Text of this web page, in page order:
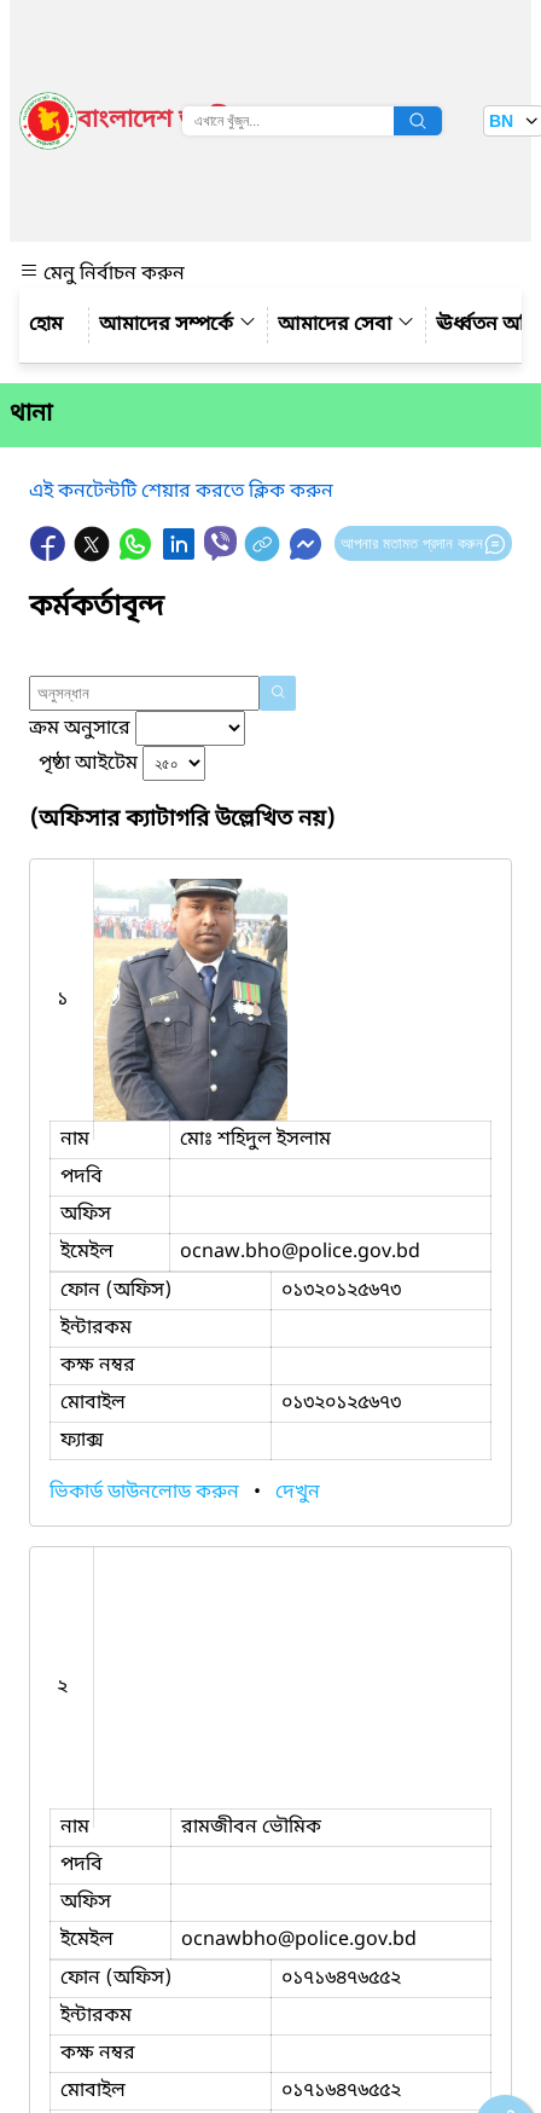
বাংলাদেশ জাতীয় তথ্য বাতায়ন BN
মেনু নির্বাচন করুন
আমাদের সম্পর্কে
আমাদের সেবা ঊর্ধ্বতন
থানা
এই কনটেন্টটি শেয়ার করতে ক্লিক করুন
আপনার মতামত প্রদান করুন
কর্মকর্তাবৃন্দ
ক্রম অনুসারে
পৃষ্ঠা আইটেম
(অফিসার ক্যাটাগরি উল্লেখিত নয়)
১
নাম
মোঃ শহিদুল ইসলাম
পদবি
অফিস
ইমেইল
ocnaw.bho@police.gov.bd
ফোন (অফিস)
০১৩২০১২৫৬৭৩
ইন্টারকম
কক্ষ নম্বর
মোবাইল
০১৩২০১২৫৬৭৩
ফ্যাক্স
ভিকার্ড ডাউনলোড করুন • দেখুন
২
নাম
রামজীবন ভৌমিক
পদবি
অফিস
ইমেইল
ocnawbho@police.gov.bd
ফোন (অফিস)
০১৭১৬৪৭৬৫৫২
ইন্টারকম
কক্ষ নম্বর
মোবাইল
০১৭১৬৪৭৬৫৫২